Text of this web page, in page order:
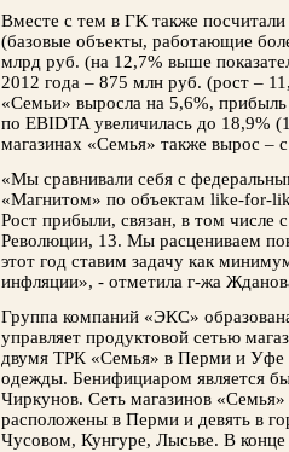
Вместе с тем в ГК также
(базовые объекты, работающие
млрд руб. (на 12,7% выше
2012 года – 875 млн руб. (рост –
«Семьи» выросла на 5,6%, прибыль
по EBIDTA увеличилась до 18,9%
магазинах «Семья» также вырос –
«Мы сравнивали себя с
«Магнитом» по объектам like-for-
Рост прибыли, связан, в том числе
Революции, 13. Мы расцениваем
этот год ставим задачу как
инфляции», - отметила г-жа
Группа компаний «ЭКС»
управляет продуктовой сетью
двумя ТРК «Семья» в Перми и Уфе
одежды. Бенифициаром является
Чиркунов. Сеть магазинов
расположены в Перми и девять в
Чусовом, Кунгуре, Лысьве. В